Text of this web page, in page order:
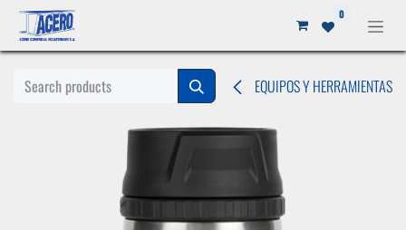
Ir al contenido 0
EQUIPOS Y HERRAMIENTAS